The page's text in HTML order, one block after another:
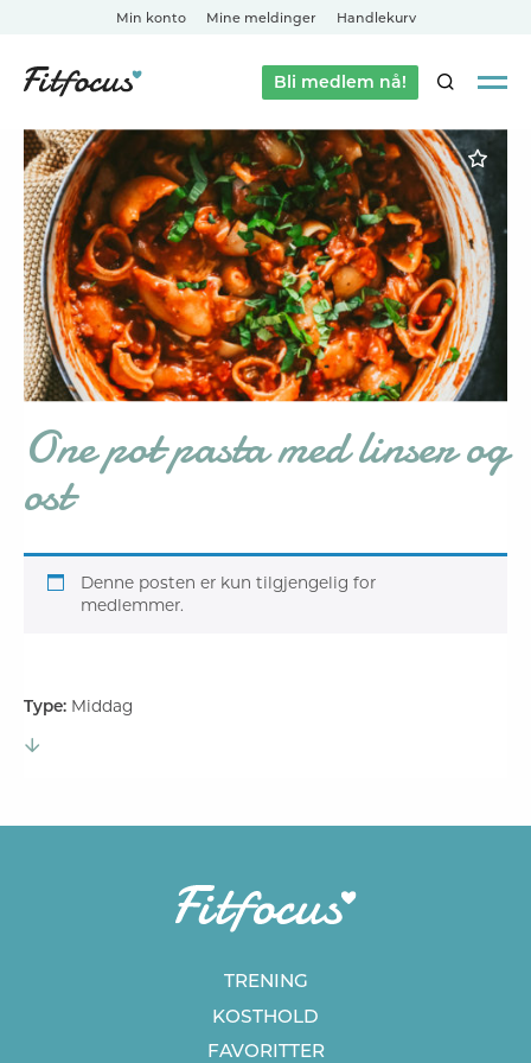
Min konto Mine meldinger Handlekurv
Bli medlem nå!SØK
One pot pasta med linser og
ost
Denne posten er kun tilgjengelig for
medlemmer.
Type: Middag
TRENING
KOSTHOLD
FAVORITTER